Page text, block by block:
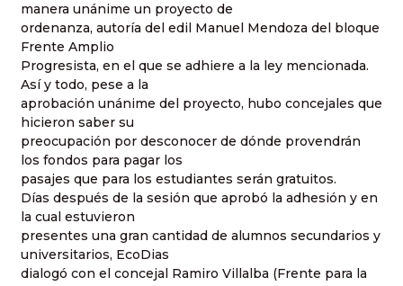
manera unánime un proyecto de
ordenanza, autoría del edil Manuel Mendoza del bloque
Frente Amplio
Progresista, en el que se adhiere a la ley mencionada.
Así y todo, pese a la
aprobación unánime del proyecto, hubo concejales que
hicieron saber su
preocupación por desconocer de dónde provendrán
los fondos para pagar los
pasajes que para los estudiantes serán gratuitos.
Días después de la sesión que aprobó la adhesión y en
la cual estuvieron
presentes una gran cantidad de alumnos secundarios y
universitarios, EcoDias
dialogó con el concejal Ramiro Villalba (Frente para la